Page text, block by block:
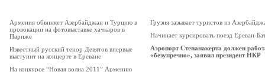
Армения обвиняет Азербайджан и Турцию в
провокации на фотовыставке хачкаров в
Париже
Известный русский тенор Девятов впервые
выступит на концерте в Ереване
На конкурсе “Новая волна 2011” Армению
Грузия зазывает туристов из
Начинает курсировать поезд Ереван-
Аэропорт Степанакерта должен
«безупречно», заявил президент НКР